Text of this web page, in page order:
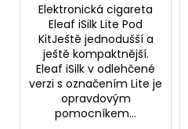
Elektronická cigareta
Eleaf iSilk Lite Pod
KitJeště jednodušší a
ještě kompaktnější.
Eleaf iSilk v odlehčené
verzi s označením Lite je
opravdovým
pomocníkem...